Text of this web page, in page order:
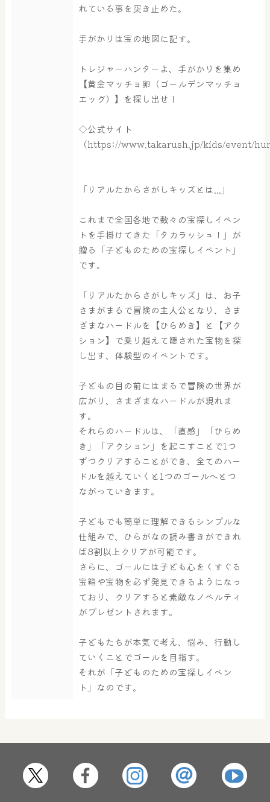
屋内レジャープール グルメ
奈良わんぱくランド
はしゃきっズ
ボディケア
その他施設 ご宿泊
れている事を突き止めた。
手がかりは宝の地図に記す。
トレジャーハンターよ、手がかりを集め
【黄金マッチョ卵（ゴールデンマッチョ
エッグ）】を探し出せ！
◇公式サイト
（https://www.takarush.jp/kids/event/
「リアルたからさがしキッズとは...」
これまで全国各地で数々の宝探しイベン
トを手掛けてきた「タカラッシュ！」が
贈る「子どものための宝探しイベント」
です。
「リアルたからさがしキッズ」は、お子
さまがまるで冒険の主人公となり、さま
ざまなハードルを【ひらめき】と【アク
ション】で乗り越えて隠された宝物を探
し出す、体験型のイベントです。
子どもの目の前にはまるで冒険の世界が
広がり、さまざまなハードルが現れま
す。
それらのハードルは、「直感」「ひらめ
き」「アクション」を起こすことで1つ
ずつクリアすることができ、全てのハー
ドルを越えていくと1つのゴールへとつ
ながっていきます。
子どもでも簡単に理解できるシンプルな
仕組みで、ひらがなの読み書きができれ
ば8割以上クリアが可能です。
さらに、ゴールには子ども心をくすぐる
宝箱や宝物を必ず発見できるようになっ
ており、クリアすると素敵なノベルティ
がプレゼントされます。
子どもたちが本気で考え、悩み、行動し
ていくことでゴールを目指す。
それが「子どものための宝探しイベン
ト」なのです。